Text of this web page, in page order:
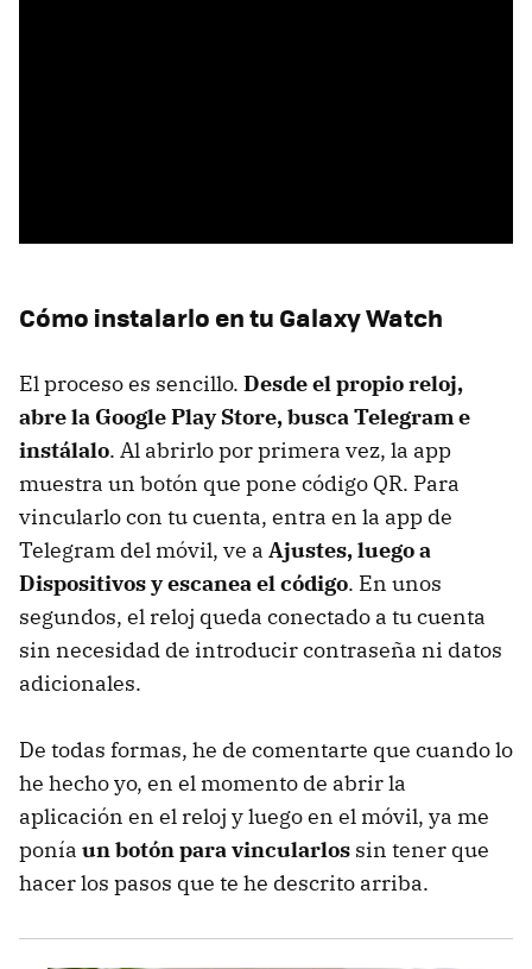
Cómo instalarlo en tu Galaxy Watch
El proceso es sencillo. Desde el propio reloj,
abre la Google Play Store, busca Telegram e
instálalo. Al abrirlo por primera vez, la app
muestra un botón que pone código QR. Para
vincularlo con tu cuenta, entra en la app de
Telegram del móvil, ve a Ajustes, luego a
Dispositivos y escanea el código. En unos
segundos, el reloj queda conectado a tu cuenta
sin necesidad de introducir contraseña ni datos
adicionales.
De todas formas, he de comentarte que cuando lo
he hecho yo, en el momento de abrir la
aplicación en el reloj y luego en el móvil, ya me
ponía un botón para vincularlos sin tener que
hacer los pasos que te he descrito arriba.